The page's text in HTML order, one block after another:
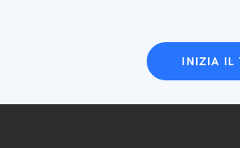
INIZIA IL